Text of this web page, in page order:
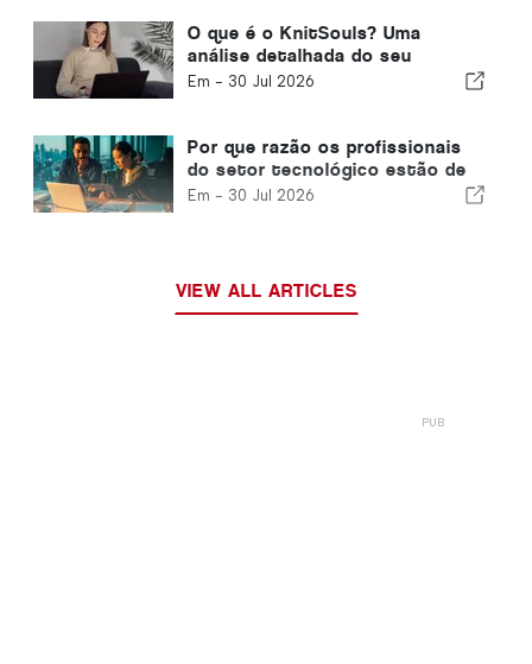
O que é o KnitSouls? Uma
análise detalhada do seu
funcionamento
Em - 30 Jul 2026
Por que razão os profissionais
do setor tecnológico estão de
olho em Portugal, à medida que
Em - 30 Jul 2026
VIEW ALL ARTICLES